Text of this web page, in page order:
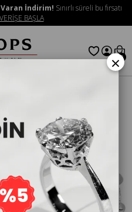
İndirim! Sınırlı süreli bu fırsatı
BAŞLA
0
×